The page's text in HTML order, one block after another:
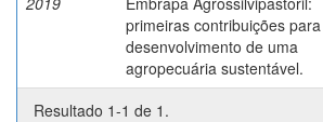
primeiras contribuições
desenvolvimento de uma
agropecuária sustentável.
Resultado 1-1 de 1.